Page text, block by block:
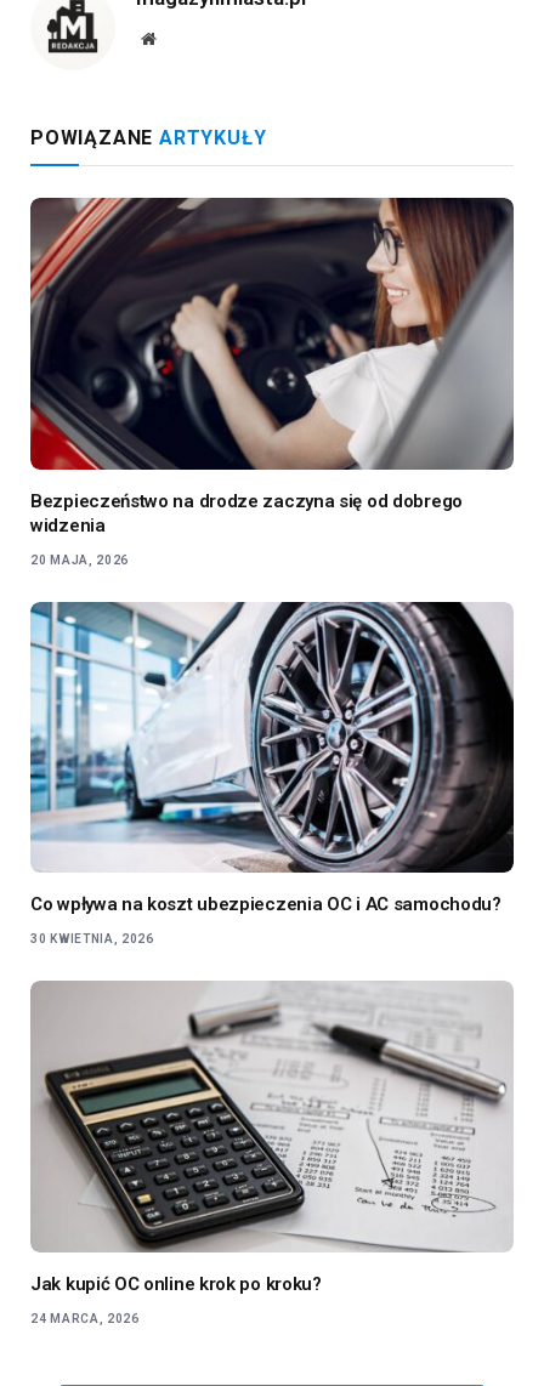
Website
POWIĄZANE ARTYKUŁY
Bezpieczeństwo na drodze zaczyna się od dobrego
widzenia
20 MAJA, 2026
Co wpływa na koszt ubezpieczenia OC i AC samochodu?
30 KWIETNIA, 2026
Jak kupić OC online krok po kroku?
24 MARCA, 2026